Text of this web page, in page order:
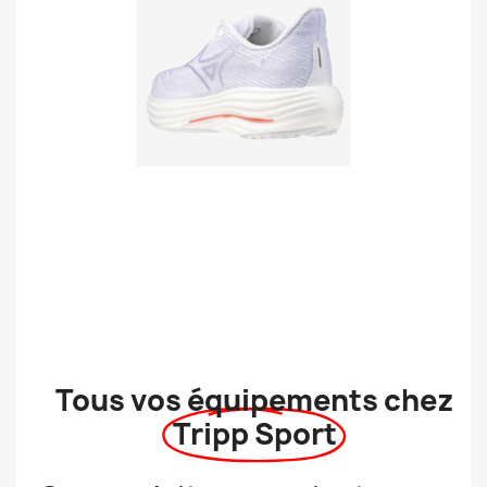
Tous vos équipements chez
Tripp Sport